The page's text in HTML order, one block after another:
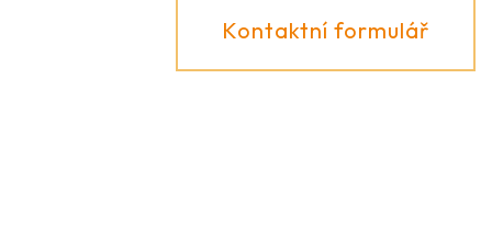
Kontaktní formulář